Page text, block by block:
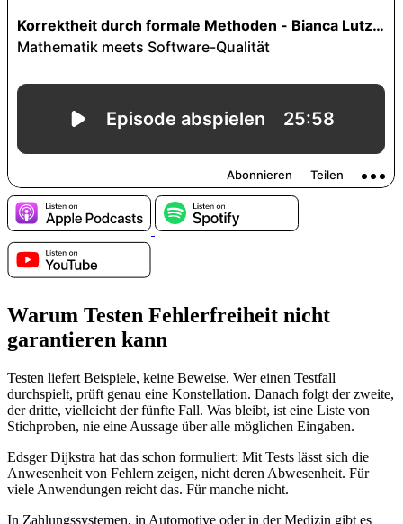
Warum Testen Fehlerfreiheit nicht
garantieren kann
Testen liefert Beispiele, keine Beweise. Wer einen Testfall
durchspielt, prüft genau eine Konstellation. Danach folgt der zweite,
der dritte, vielleicht der fünfte Fall. Was bleibt, ist eine Liste von
Stichproben, nie eine Aussage über alle möglichen Eingaben.
Edsger Dijkstra hat das schon formuliert: Mit Tests lässt sich die
Anwesenheit von Fehlern zeigen, nicht deren Abwesenheit. Für
viele Anwendungen reicht das. Für manche nicht.
In Zahlungssystemen, in Automotive oder in der Medizin gibt es